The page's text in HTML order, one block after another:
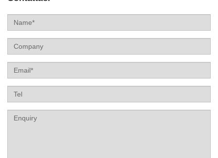
Name
Company
Email
Tel
Label